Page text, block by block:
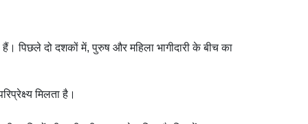
पिछले दो दशकों में, पुरुष और महिला भागीदारी के बीच का
मिलता है।